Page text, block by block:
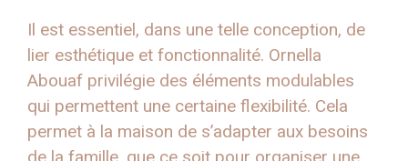
Il est essentiel, dans une telle conception, de
lier esthétique et fonctionnalité. Ornella
Abouaf privilégie des éléments modulables
qui permettent une certaine flexibilité. Cela
permet à la maison de s’adapter aux besoins
de la famille, que ce soit pour organiser une